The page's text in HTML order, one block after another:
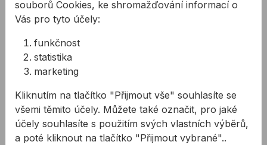
Matice nízká DIN439 Zn M20
Kód:
BN40210020
103,82 Kč
Matice nízká DIN439 Zn M22
Matice nízká DIN439 Zn M27
Související články
souborů Cookies, ke shromažďování informací o
Vás pro tyto účely:
funkčnost
statistika
marketing
Kliknutím na tlačítko "Přijmout vše" souhlasíte se
všemi těmito účely. Můžete také označit, pro jaké
účely souhlasíte s použitím svých vlastních výběrů,
a poté kliknout na tlačítko "Přijmout vybrané"..